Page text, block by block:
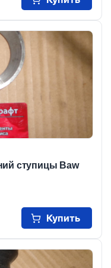
ступицы Baw
Купить